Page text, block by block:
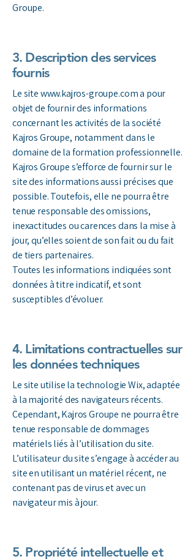
Groupe.
3. Description des services
fournis
Le sitewww.kajros-groupe.coma pour
objet de fournir des informations
concernant les activités de la société
Kajros Groupe, notamment dans le
domaine de la formation professionnelle.
Kajros Groupe s’efforce de fournir sur le
site des informations aussi précises que
possible. Toutefois, elle ne pourra être
tenue responsable des omissions,
inexactitudes ou carences dans la mise à
jour, qu’elles soient de son fait ou du fait
de tiers partenaires.
Toutes les informations indiquées sont
données à titre indicatif, et sont
susceptibles d’évoluer.
4. Limitations contractuelles sur
les données techniques
Le site utilise la technologie Wix, adaptée
à la majorité des navigateurs récents.
Cependant, Kajros Groupe ne pourra être
tenue responsable de dommages
matériels liés à l’utilisation du site.
L’utilisateur du site s’engage à accéder au
site en utilisant un matériel récent, ne
contenant pas de virus et avec un
navigateur mis à jour.
5. Propriété intellectuelle et